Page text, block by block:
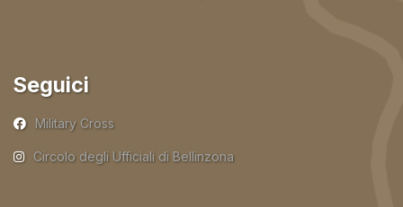
Seguici
Military Cross
Circolo degli Ufficiali di Bellinzona